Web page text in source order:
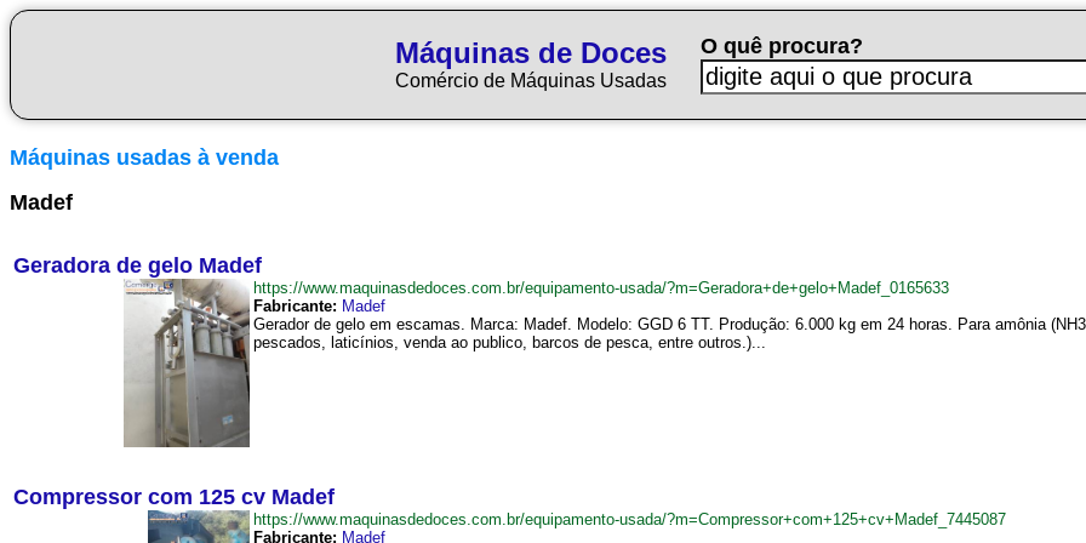
Máquinas de Doces
Comércio de Máquinas Usadas
O quê procura?
Máquinas usadas à venda
Madef
Geradora de gelo Madef
https://www.maquinasdedoces.com.br/equipamento-usada/?m=Geradora+de+gelo+Madef_0165633
Fabricante: Madef
Gerador de gelo em escamas. Marca: Madef. Modelo: GGD 6 TT. Produção: 6.000 kg em 24 horas. Para amônia
pescados, laticínios, venda ao publico, barcos de pesca, entre outros.)...
Compressor com 125 cv Madef
https://www.maquinasdedoces.com.br/equipamento-usada/?m=Compressor+com+125+cv+Madef_7445087
Fabricante: Madef